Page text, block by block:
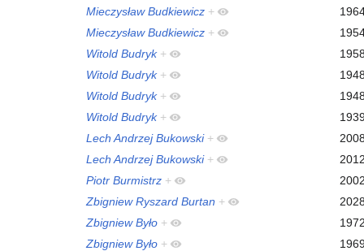
Mieczysław Budkiewicz +
Mieczysław Budkiewicz +
Witold Budryk +
Witold Budryk +
Witold Budryk +
Witold Budryk +
Lech Andrzej Bukowski +
Lech Andrzej Bukowski +
Piotr Burmistrz +
Zbigniew Ryszard Burtan +
Zbigniew Było +
Zbigniew Było +